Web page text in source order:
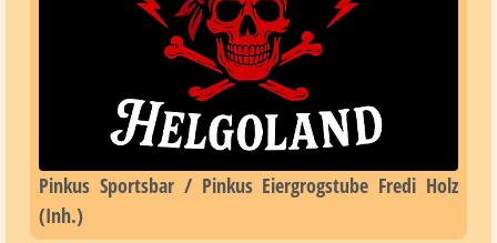
Pinkus Sportsbar / Pinkus Eiergrogstube Fredi Holz
(Inh.)